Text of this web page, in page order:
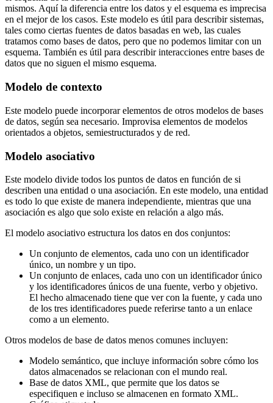
mismos. Aquí la diferencia entre los datos y el esquema es imprecisa
en el mejor de los casos. Este modelo es útil para describir sistemas,
tales como ciertas fuentes de datos basadas en web, las cuales
tratamos como bases de datos, pero que no podemos limitar con un
esquema. También es útil para describir interacciones entre bases de
datos que no siguen el mismo esquema.
Modelo de contexto
Este modelo puede incorporar elementos de otros modelos de bases
de datos, según sea necesario. Improvisa elementos de modelos
orientados a objetos, semiestructurados y de red.
Modelo asociativo
Este modelo divide todos los puntos de datos en función de si
describen una entidad o una asociación. En este modelo, una entidad
es todo lo que existe de manera independiente, mientras que una
asociación es algo que solo existe en relación a algo más.
El modelo asociativo estructura los datos en dos conjuntos:
Un conjunto de elementos, cada uno con un identificador
único, un nombre y un tipo.
Un conjunto de enlaces, cada uno con un identificador único
y los identificadores únicos de una fuente, verbo y objetivo.
El hecho almacenado tiene que ver con la fuente, y cada uno
de los tres identificadores puede referirse tanto a un enlace
como a un elemento.
Otros modelos de base de datos menos comunes incluyen:
Modelo semántico, que incluye información sobre cómo los
datos almacenados se relacionan con el mundo real.
Base de datos XML, que permite que los datos se
especifiquen e incluso se almacenen en formato XML.